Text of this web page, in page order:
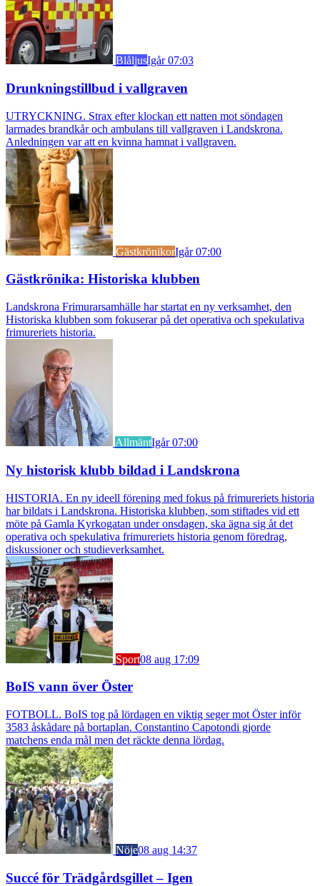
BlåljusIgår 07:03
Drunkningstillbud i vallgraven
UTRYCKNING. Strax efter klockan ett natten mot söndagen
larmades brandkår och ambulans till vallgraven i Landskrona.
Anledningen var att en kvinna hamnat i vallgraven.
GästkrönikorIgår 07:00
Gästkrönika: Historiska klubben
Landskrona Frimurarsamhälle har startat en ny verksamhet, den
Historiska klubben som fokuserar på det operativa och spekulativa
frimureriets historia.
AllmäntIgår 07:00
Ny historisk klubb bildad i Landskrona
HISTORIA. En ny ideell förening med fokus på frimureriets historia
har bildats i Landskrona. Historiska klubben, som stiftades vid ett
möte på Gamla Kyrkogatan under onsdagen, ska ägna sig åt det
operativa och spekulativa frimureriets historia genom föredrag,
diskussioner och studieverksamhet.
Sport08 aug 17:09
BoIS vann över Öster
FOTBOLL. BoIS tog på lördagen en viktig seger mot Öster inför
3583 åskådare på bortaplan. Constantino Capotondi gjorde
matchens enda mål men det räckte denna lördag.
Nöje08 aug 14:37
Succé för Trädgårdsgillet – Igen